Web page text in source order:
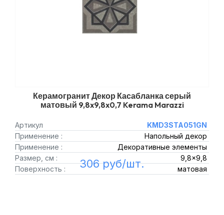
Керамогранит Декор Касабланка серый
матовый 9,8x9,8x0,7 Kerama Marazzi
Артикул
KMD3STA051GN
Применение :
Напольный декор
Применение :
Декоративные элементы
Размер, см :
9,8x9,8
Поверхность :
матовая
306 руб/шт.